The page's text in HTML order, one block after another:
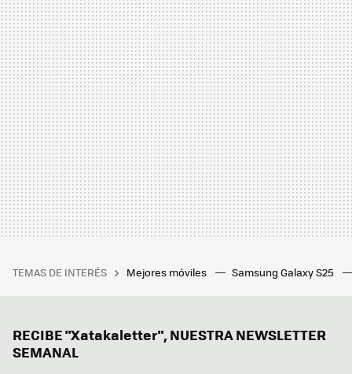
TEMAS DE INTERÉS Mejores móviles Samsung Galaxy S25
RECIBE "Xatakaletter", NUESTRA NEWSLETTER
SEMANAL